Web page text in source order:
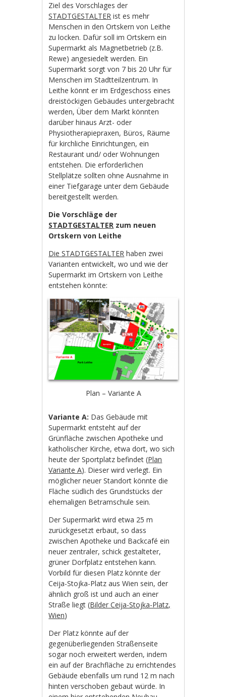
Ziel des Vorschlages der
STADTGESTALTER ist es mehr
Menschen in den Ortskern von Leithe
zu locken. Dafür soll im Ortskern ein
Supermarkt als Magnetbetrieb (z.B.
Rewe) angesiedelt werden. Ein
Supermarkt sorgt von 7 bis 20 Uhr für
Menschen im Stadtteilzentrum. In
Leithe könnt er im Erdgeschoss eines
dreistöckigen Gebäudes untergebracht
werden, Über dem Markt könnten
darüber hinaus Arzt- oder
Physiotherapiepraxen, Büros, Räume
für kirchliche Einrichtungen, ein
Restaurant und/ oder Wohnungen
entstehen. Die erforderlichen
Stellplätze sollten ohne Ausnahme in
einer Tiefgarage unter dem Gebäude
bereitgestellt werden.
Die Vorschläge der
STADTGESTALTER zum neuen
Ortskern von Leithe
Die STADTGESTALTER haben zwei
Varianten entwickelt, wo und wie der
Supermarkt im Ortskern von Leithe
entstehen könnte:
Plan – Variante A
Variante A: Das Gebäude mit
Supermarkt entsteht auf der
Grünfläche zwischen Apotheke und
katholischer Kirche, etwa dort, wo sich
heute der Sportplatz befindet (Plan
Variante A). Dieser wird verlegt. Ein
möglicher neuer Standort könnte die
Fläche südlich des Grundstücks der
ehemaligen Betramschule sein.
Der Supermarkt wird etwa 25 m
zurückgesetzt erbaut, so dass
zwischen Apotheke und Backcafé ein
neuer zentraler, schick gestalteter,
grüner Dorfplatz entstehen kann.
Vorbild für diesen Platz könnte der
Ceija-Stojka-Platz aus Wien sein, der
ähnlich groß ist und auch an einer
Straße liegt (Bilder Ceija-Stojka-Platz,
Wien)
Der Platz könnte auf der
gegenüberliegenden Straßenseite
sogar noch erweitert werden, indem
ein auf der Brachfläche zu errichtendes
Gebäude ebenfalls um rund 12 m nach
hinten verschoben gebaut würde. In